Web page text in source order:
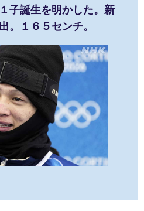
子誕生を明かした。新
。１６５センチ。